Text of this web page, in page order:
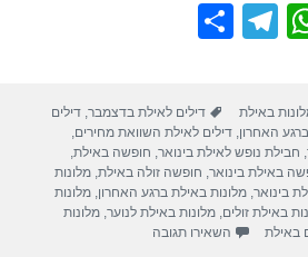
W
s
A
p
p
T
gr
a
m
e
באילת תגיות
דילים לאילת בדצמבר,דילים
האחרון,דילים לאילת השוואת מחירים,
, חבילת נופש לאילת בינואר, חופשה באילת,
באילת בינואר, חופשה זולה באילת,מלונות
בינואר,מלונות באילת ברגע האחרון,מלונות
באילת זולים,מלונות באילת לנוער,מלונות
באילת השאירו תגובה